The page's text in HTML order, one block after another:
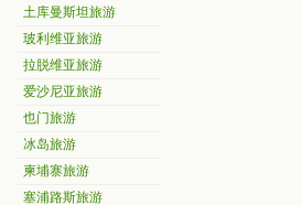
土库曼斯坦旅游
玻利维亚旅游
拉脱维亚旅游
爱沙尼亚旅游
也门旅游
冰岛旅游
柬埔寨旅游
塞浦路斯旅游